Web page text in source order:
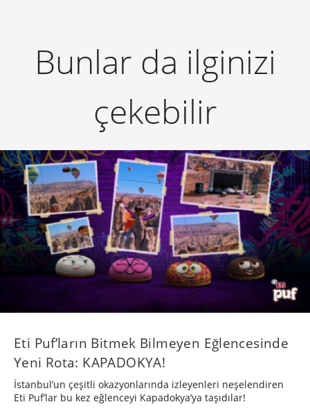
Bunlar da ilginizi
çekebilir
Eti Puf’ların Bitmek Bilmeyen Eğlencesinde
Yeni Rota: KAPADOKYA!
İstanbul’un çeşitli okazyonlarında izleyenleri neşelendiren
Eti Puf’lar bu kez eğlenceyi Kapadokya’ya taşıdılar!